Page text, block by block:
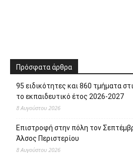
8 Αυγούστου 2026
Έναρξη του προγράμματος
αδέσποτων γατών του Δήμου
8 Αυγούστου 2026
Με το Παρατηρητήριο Έργων η
ένα από τα πρώτα ολοκληρωμένα
Ευρώπη για τη διαφάνεια και τη